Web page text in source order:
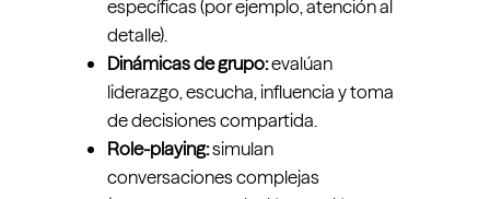
específicas (por ejemplo, atención al
detalle).
Dinámicas de grupo:evalúan
liderazgo, escucha, influencia y toma
de decisiones compartida.
Role-playing:simulan
conversaciones complejas